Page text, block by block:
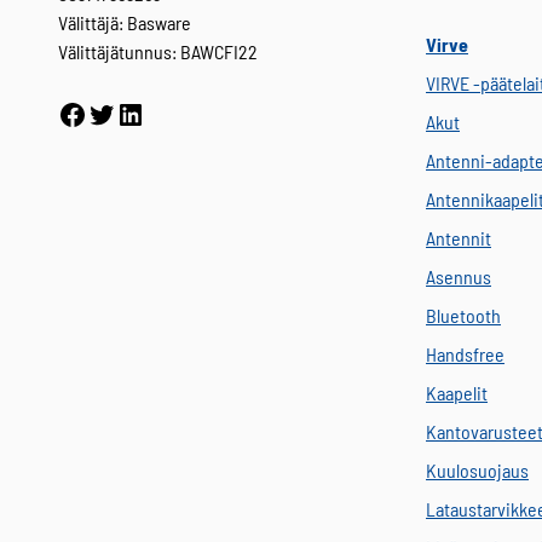
Välittäjä: Basware
Välittäjätunnus: BAWCFI22
Virve
VIRVE -
Akut
Antenni-
Antennit
Asennus
Bluetooth
Handsfree
Kaapelit
Kantovarusteet
Kuulosuojaus